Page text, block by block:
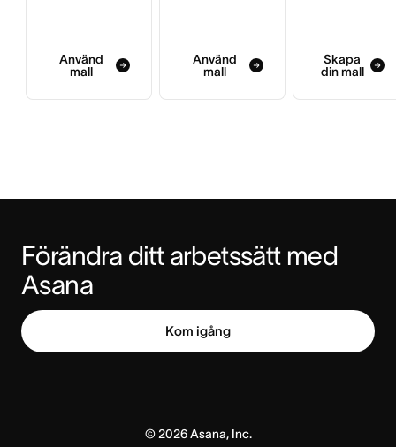
Använd
mall
Använd
mall
Skapa
din mall
Förändra ditt arbetssätt med
Asana
Kom igång
©2026Asana, Inc.